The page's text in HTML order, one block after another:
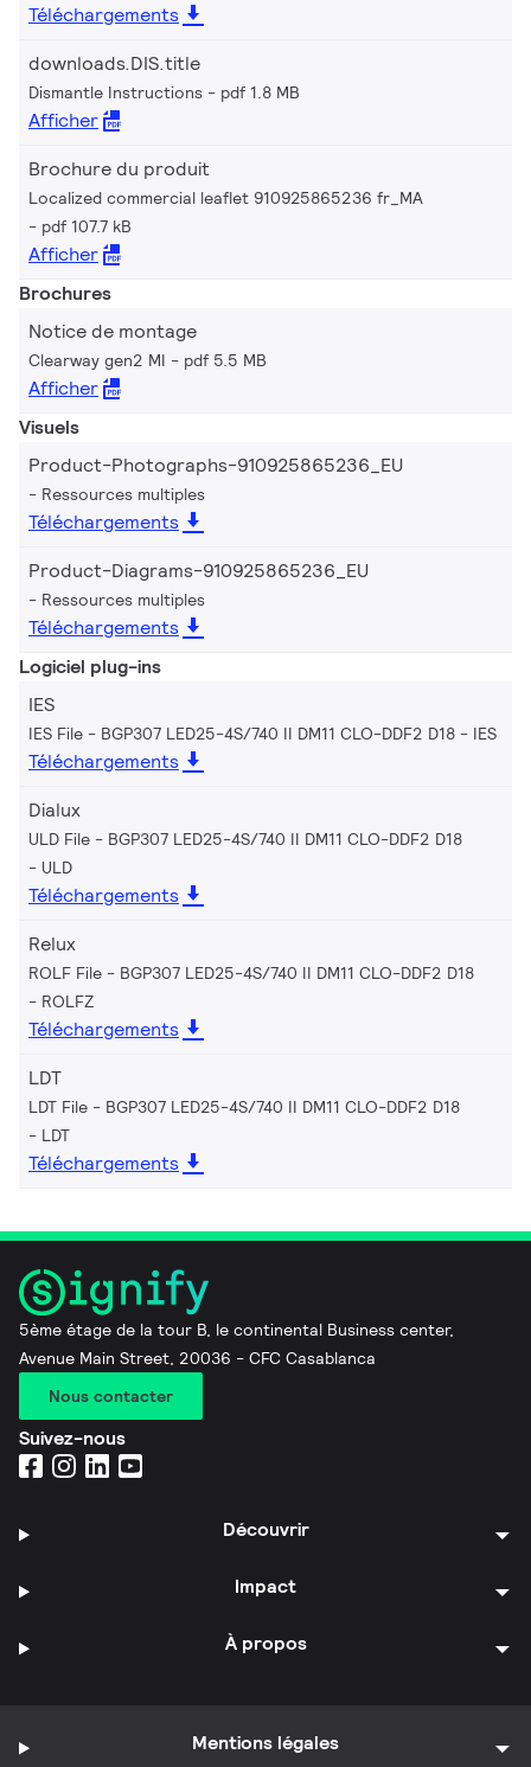
Téléchargements
downloads.DIS.title
Dismantle Instructions pdf 1.8 MB
Afficher
Brochure du produit
Localized commercial leaflet 910925865236 fr_MA
pdf 107.7 kB
Afficher
Brochures
Notice de montage
Clearway gen2 MI pdf 5.5 MB
Afficher
Visuels
Product-Photographs-910925865236_EU
Ressources multiples
Téléchargements
Product-Diagrams-910925865236_EU
Ressources multiples
Téléchargements
Logiciel plug-ins
IES
IES File - BGP307 LED25-4S/740 II DM11 CLO-DDF2 D18 IES
Téléchargements
Dialux
ULD File - BGP307 LED25-4S/740 II DM11 CLO-DDF2 D18
ULD
Téléchargements
Relux
ROLF File - BGP307 LED25-4S/740 II DM11 CLO-DDF2 D18
ROLFZ
Téléchargements
LDT
LDT File - BGP307 LED25-4S/740 II DM11 CLO-DDF2 D18
LDT
Téléchargements
5ème étage de la tour B, le continental Business center,
Avenue Main Street, 20036 - CFC Casablanca
Nous contacter
Suivez-nous
Découvrir
Impact
À propos
Mentions légales